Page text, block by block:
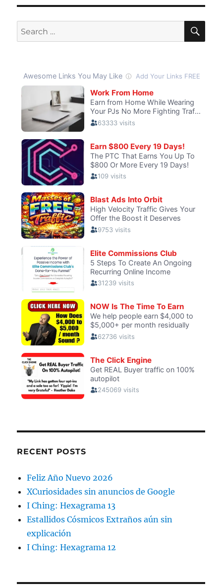
Search
for:
RECENT POSTS
Feliz Año Nuevo 2026
XCuriosidades sin anuncios de Google
I Ching: Hexagrama 13
Estallidos Cósmicos Extraños aún sin
explicación
I Ching: Hexagrama 12